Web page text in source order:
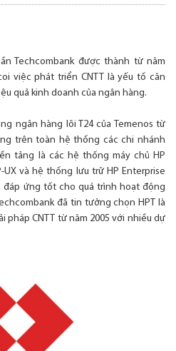
Techcombank được thành từ năm
việc phát triển CNTT là yếu tố căn
quả kinh doanh của ngân hàng.
ngân hàng lõi T24 của Temenos từ
trên toàn hệ thống các chi nhánh
tảng là các hệ thống máy chủ HP
và hệ thống lưu trữ HP Enterprise
đáp ứng tốt cho quá trình hoạt động
đã tin tưởng chọn HPT là
pháp CNTT từ năm 2005 với nhiều dự